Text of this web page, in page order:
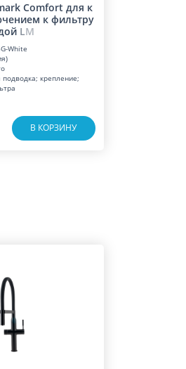
Comfort для к
к фильтру
й LM
White
подводка; крепление;
В КОРЗИНУ